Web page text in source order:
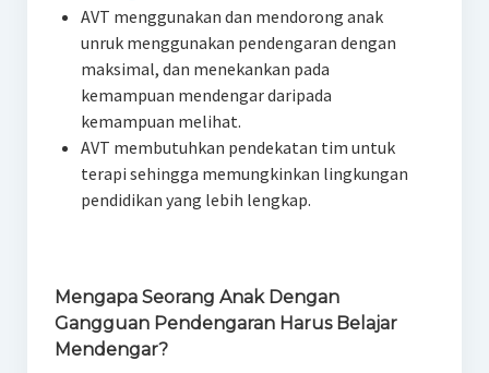
AVT menggunakan dan mendorong anak
unruk menggunakan pendengaran dengan
maksimal, dan menekankan pada
kemampuan mendengar daripada
kemampuan melihat.
AVT membutuhkan pendekatan tim untuk
terapi sehingga memungkinkan lingkungan
pendidikan yang lebih lengkap.
Mengapa Seorang Anak Dengan
Gangguan Pendengaran Harus Belajar
Mendengar?